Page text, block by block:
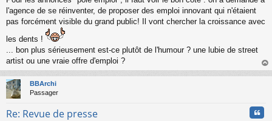
o
u
l'agence de se réinventer, de proposer des emploi innovant qui n'étaient
pas forcément visible du grand public! Il vont chercher la croissance avec
les dents !
... bon plus sérieusement est-ce plutôt de l'humour ? une lubie de street
artist ou une vraie offre d'emploi ?
au
BBArchi
Passager
Re: Revue de presse